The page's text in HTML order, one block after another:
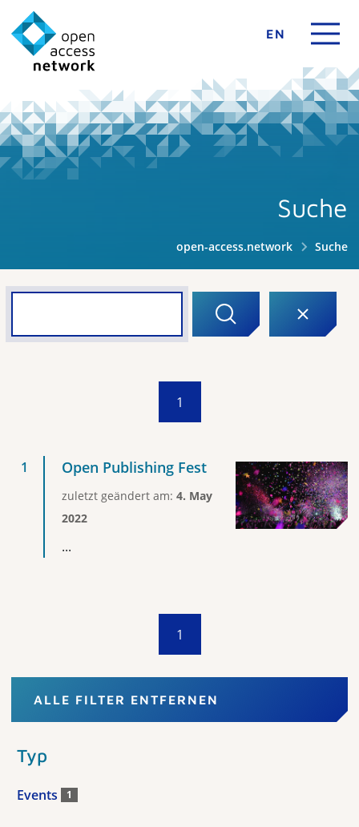
EN
Suche
open-access.network Suche
1
Open Publishing Fest
zuletzt geändert am: 4. May
2022
...
1
ALLE FILTER ENTFERNEN
Typ
Events 1